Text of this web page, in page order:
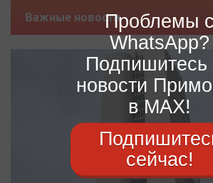
Важные новостиПроблемы с
WhatsApp?
Подпишитесь
новости
в MAX!
сейчас!